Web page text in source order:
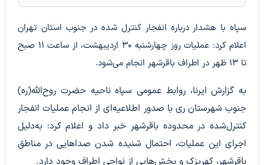
سپاه با هشدار درباره انفجار کنترل شده در جنوب استان تهران
اعلام کرد: عملیات روز چهارشنبه ۳۰ اردیبهشت، از ساعت ۱۱ صبح
تا ۱۳ ظهر در اطراف باقرشهر انجام می‌شود.
به گزارش ایرنا، روابط عمومی سپاه ناحیه حضرت روح‌الله(ره)
جنوب شهرستان ری با صدور اطلاعیه‌ای از انجام عملیات انفجار
کنترل‌شده در محدوده باقرشهر خبر داد و اعلام کرد: به‌دلیل
اجرای این عملیات، احتمال شنیده شدن صداهایی در مناطق
باقرشهر، کهریزک و بخش‌هایی از نواحی اطراف وجود دارد.